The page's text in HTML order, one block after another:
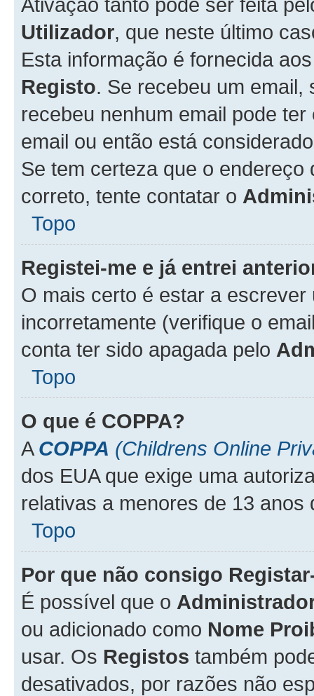
Utilizador, que neste último
Esta informação é fornecida
Registo. Se recebeu um
recebeu nenhum email pode
email ou então está
Se tem certeza que o
correto, tente contatar o
Topo
Registei-me e já entrei
O mais certo é estar a
incorretamente (verifique o
conta ter sido apagada pelo
Topo
O que é COPPA?
A COPPA (Childrens Online
dos EUA que exige uma
relativas a menores de 13 anos
Topo
Por que não consigo
É possível que o
ou adicionado como Nome
usar. Os Registos também
desativados, por razões não